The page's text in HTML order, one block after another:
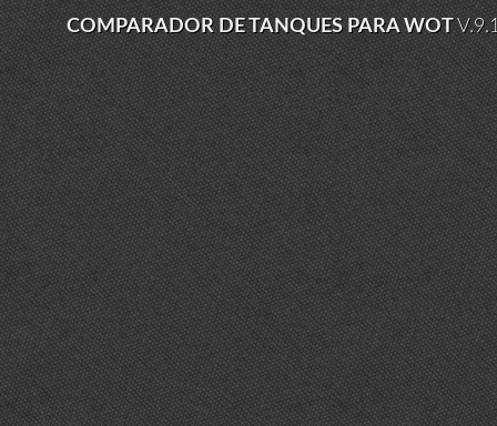
COMPARADOR DE TANQUES PARA WOT